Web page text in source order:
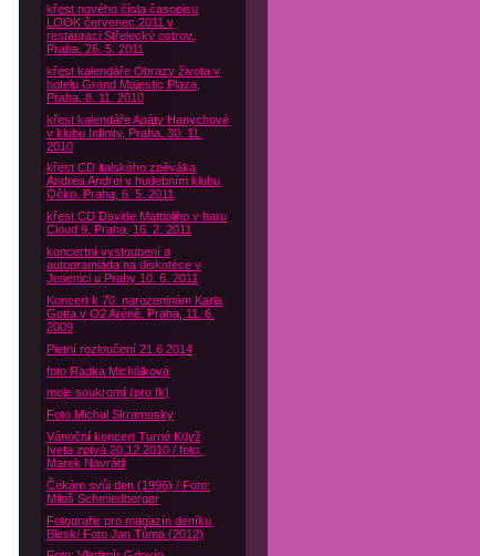
křest nového čísla časopisu
LOOK červenec 2011 v
restauraci Střelecký ostrov,
Praha, 26. 5. 2011
křest kalendáře Obrazy života v
hotelu Grand Majestic Plaza,
Praha, 8. 11. 2010
křest kalendáře Agáty Hanychové
v klubu Infinity, Praha, 30. 11.
2010
křest CD italského zpěváka
Andrea Andrei v hudebním klubu
Óčko, Praha, 6. 5. 2011
křest CD Davide Mattioliho v baru
Cloud 9, Praha, 16. 2. 2011
koncertní vystoupení a
autogramiáda na diskotéce v
Jesenici u Prahy 10. 6. 2011
Koncert k 70. narozeninám Karla
Gotta v O2 Aréně, Praha, 11. 6.
2009
Pietní rozloučení 21.6 2014
foto Radka Michálková
moje soukromí (pro fk)
Foto Michal Skramusky
Vánoční koncert Turné Když
Iveta zpívá 20.12.2010 / foto:
Marek Navrátil
Čekám svůj den (1996) / Foto:
Miloš Schmiedberger
Fotografie pro magazín deníku
Blesk/ Foto Jan Tůma (2012)